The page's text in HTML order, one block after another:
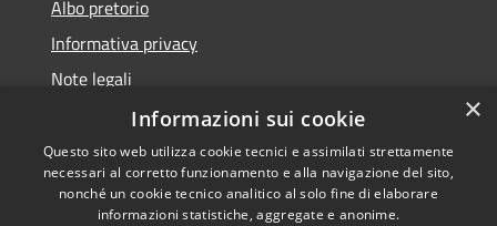
Albo pretorio
Informativa privacy
Note legali
Dichiarazione di accessibilità
×
Informazioni sui cookie
Questo sito web utilizza cookie tecnici e assimilati strettamente
necessari al corretto funzionamento e alla navigazione del sito,
nonché un cookie tecnico analitico al solo fine di elaborare
informazioni statistiche, aggregate e anonime.